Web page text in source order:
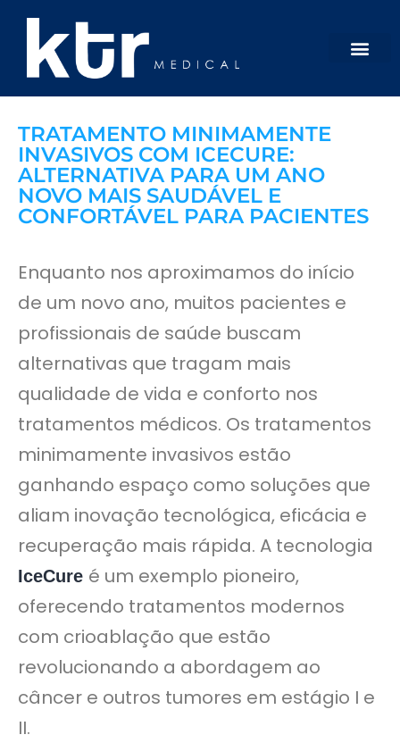
3 minutos de tempo deleitura
TRATAMENTO MINIMAMENTE
INVASIVOS COM ICECURE:
ALTERNATIVA PARA UM ANO
NOVO MAIS SAUDÁVEL E
CONFORTÁVEL PARA PACIENTES
Enquanto nos aproximamos do início
de um novo ano, muitos pacientes e
profissionais de saúde buscam
alternativas que tragam mais
qualidade de vida e conforto nos
tratamentos médicos. Os tratamentos
minimamente invasivos estão
ganhando espaço como soluções que
aliam inovação tecnológica, eficácia e
recuperação mais rápida. A tecnologia
IceCure é um exemplo pioneiro,
oferecendo tratamentos modernos
com crioablação que estão
revolucionando a abordagem ao
câncer e outros tumores em estágio I e
II.